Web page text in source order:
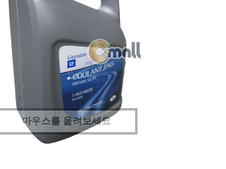
마우스를 올려보세요